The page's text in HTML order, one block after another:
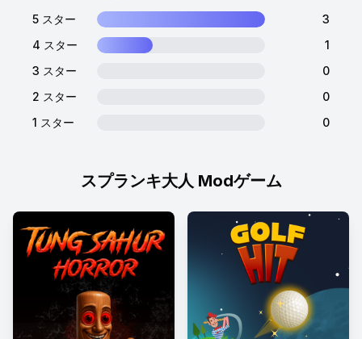
スプランキ大人 Modゲーム
5 スター
3
4 スター
1
3 スター
0
2 スター
0
1 スター
0